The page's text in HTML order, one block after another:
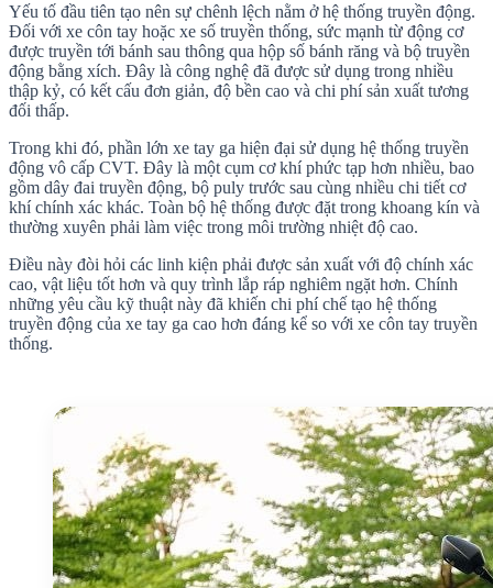
Yếu tố đầu tiên tạo nên sự chênh lệch nằm ở hệ thống truyền động.
Đối với xe côn tay hoặc xe số truyền thống, sức mạnh từ động cơ
được truyền tới bánh sau thông qua hộp số bánh răng và bộ truyền
động bằng xích. Đây là công nghệ đã được sử dụng trong nhiều
thập kỷ, có kết cấu đơn giản, độ bền cao và chi phí sản xuất tương
đối thấp.
Trong khi đó, phần lớn xe tay ga hiện đại sử dụng hệ thống truyền
động vô cấp CVT. Đây là một cụm cơ khí phức tạp hơn nhiều, bao
gồm dây đai truyền động, bộ puly trước sau cùng nhiều chi tiết cơ
khí chính xác khác. Toàn bộ hệ thống được đặt trong khoang kín và
thường xuyên phải làm việc trong môi trường nhiệt độ cao.
Điều này đòi hỏi các linh kiện phải được sản xuất với độ chính xác
cao, vật liệu tốt hơn và quy trình lắp ráp nghiêm ngặt hơn. Chính
những yêu cầu kỹ thuật này đã khiến chi phí chế tạo hệ thống
truyền động của xe tay ga cao hơn đáng kể so với xe côn tay truyền
thống.